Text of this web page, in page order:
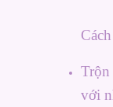
Trộn
với